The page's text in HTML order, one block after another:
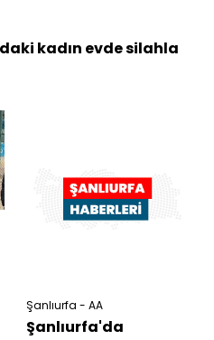
kadın evde silahla
Şanlıurfa - AA
Şanlıurfa'da